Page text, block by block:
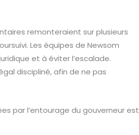
remonteraient sur plusieurs
Les équipes de Newsom
et à éviter l’escalade.
discipliné, afin de ne pas
par l’entourage du gouverneur est